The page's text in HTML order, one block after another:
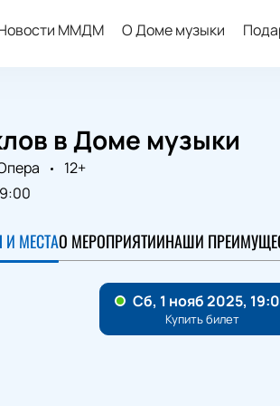
ММДМ О Доме музыки
в Доме музыки
12+
МЕСТАО МЕРОПРИЯТИИНАШИ